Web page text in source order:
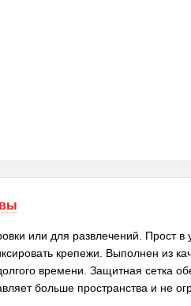
или для развлечений. Прост в
крепежи. Выполнен из
времени. Защитная сетка
больше пространства и не